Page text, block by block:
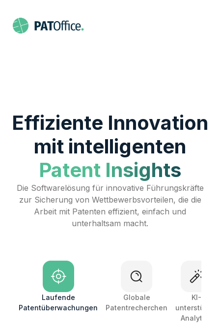
Effiziente Innovation
mit intelligenten
Patent Insights
Die Softwarelösung für innovative Führungskräfte
zur Sicherung von Wettbewerbsvorteilen, die die
Arbeit mit Patenten effizient, einfach und
unterhaltsam macht.
Laufende
Patentüberwachungen
Globale
Patentrecherchen
KI-
unterstützte
Analytics